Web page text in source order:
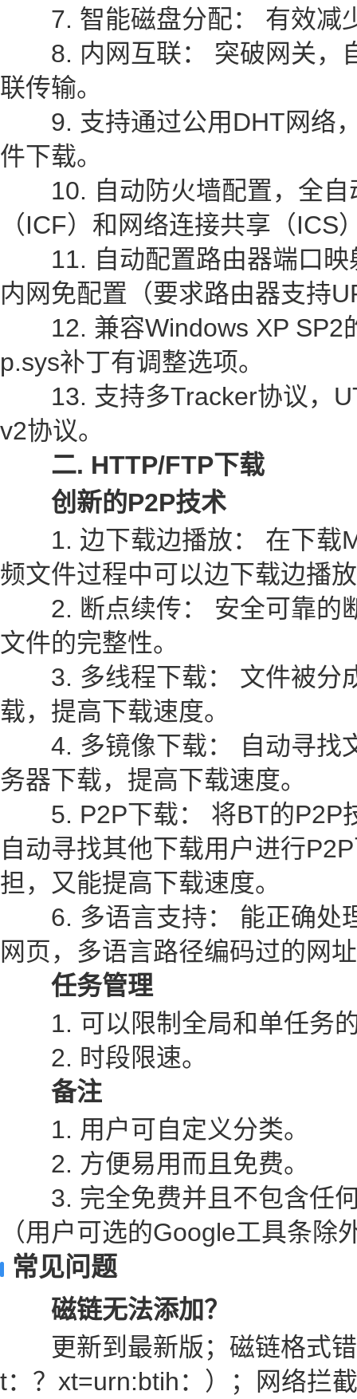
7. 智能磁盘分配： 有效减
8. 内网互联： 突破网关，
联传输。
9. 支持通过公用DHT网络，
件下载。
10. 自动防火墙配置，全自
（ICF）和网络连接共享（ICS
11. 自动配置路由器端口映
内网免配置（要求路由器支持
12. 兼容Windows XP SP2
p.sys补丁有调整选项。
13. 支持多Tracker协议，
v2协议。
二. HTTP/FTP下载
创新的P2P技术
1. 边下载边播放： 在下载
频文件过程中可以边下载边播
2. 断点续传： 安全可靠的
文件的完整性。
3. 多线程下载： 文件被分
载，提高下载速度。
4. 多镜像下载： 自动寻找
务器下载，提高下载速度。
5. P2P下载： 将BT的P2P
自动寻找其他下载用户进行
担，又能提高下载速度。
6. 多语言支持： 能正确处
网页，多语言路径编码过的网
任务管理
1. 可以限制全局和单任务的
2. 时段限速。
备注
1. 用户可自定义分类。
2. 方便易用而且免费。
3. 完全免费并且不包含任何
（用户可选的Google工具条除
常见问题
磁链无法添加？
更新到最新版；磁链格式错
t：？xt=urn:btih：）；网络拦